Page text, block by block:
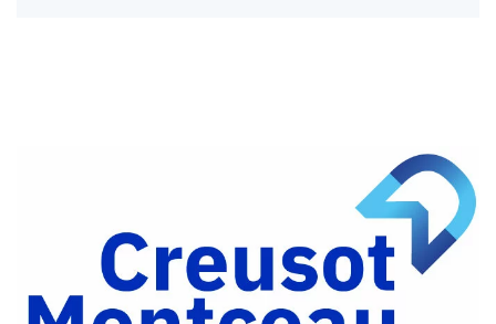
Facebook
Partager
Twitter
Partager
par